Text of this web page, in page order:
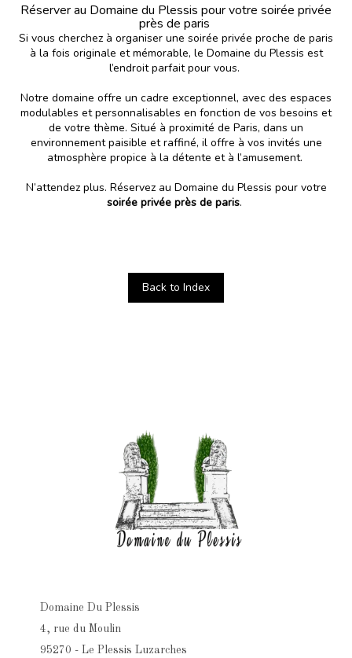
Réserver au Domaine du Plessis pour votre soirée privée
près de paris
Si vous cherchez à organiser une soirée privée proche de paris
à la fois originale et mémorable, le Domaine du Plessis est
l’endroit parfait pour vous.
Notre domaine offre un cadre exceptionnel, avec des espaces
modulables et personnalisables en fonction de vos besoins et
de votre thème. Situé à proximité de Paris, dans un
environnement paisible et raffiné, il offre à vos invités une
atmosphère propice à la détente et à l’amusement.
N’attendez plus. Réservez au Domaine du Plessis pour votre
soirée privée près de paris.
Back to Index
Domaine Du Plessis
4, rue du Moulin
95270 - Le Plessis Luzarches